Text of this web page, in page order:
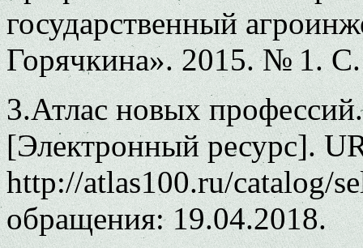
государственный
Горячкина». 2015. № 1.
3.Атлас новых
[Электронный ресурс].
http://atlas100.ru/catalog/
обращения: 19.04.2018.